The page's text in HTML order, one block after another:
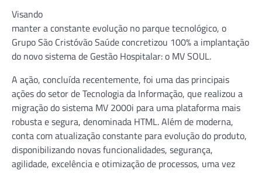
Visando
manter a constante evolução no parque tecnológico, o
Grupo São Cristóvão Saúde concretizou 100% a implantação
do novo sistema de Gestão Hospitalar: o MV SOUL.
A ação, concluída recentemente, foi uma das principais
ações do setor de Tecnologia da Informação, que realizou a
migração do sistema MV 2000i para uma plataforma mais
robusta e segura, denominada HTML. Além de moderna,
conta com atualização constante para evolução do produto,
disponibilizando novas funcionalidades, segurança,
agilidade, excelência e otimização de processos, uma vez